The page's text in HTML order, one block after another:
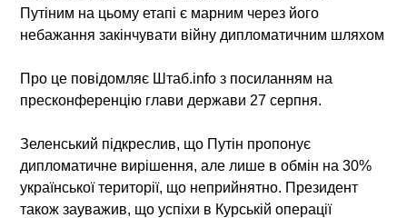
Путіним на цьому етапі є марним через його
небажання закінчувати війну дипломатичним шляхом
Про це повідомляє Штаб.info з посиланням на
пресконференцію глави держави 27 серпня.
Зеленський підкреслив, що Путін пропонує
дипломатичне вирішення, але лише в обмін на 30%
української території, що неприйнятно. Президент
також зауважив, що успіхи в Курській операції